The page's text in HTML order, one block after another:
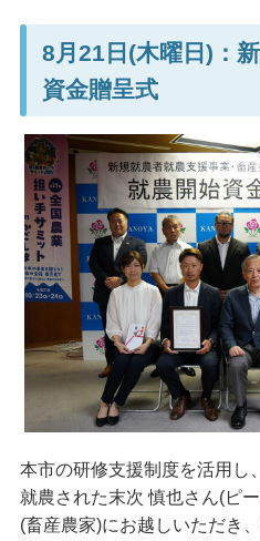
8月21日(木曜日)：
資金贈呈式
本市の研修支援制度を活用し
就農された末次 慎也さん(ピ
(畜産農家)にお越しいただき